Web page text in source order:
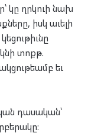
կը ղրկուի նախ
իսկ աւելի
տոքթ.
եւ
դասական՝